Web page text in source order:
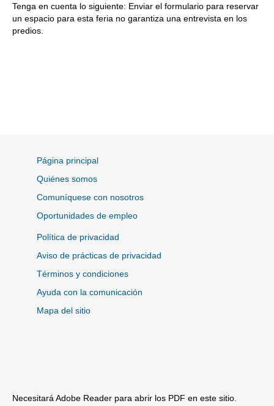
Tenga en cuenta lo siguiente: Enviar el formulario para reservar
un espacio para esta feria no garantiza una entrevista en los
predios.
Página principal
Quiénes somos
Comuníquese con nosotros
Oportunidades de empleo
Política de privacidad
Aviso de prácticas de privacidad
Términos y condiciones
Ayuda con la comunicación
Mapa del sitio
Necesitará Adobe Reader para abrir los PDF en este sitio.